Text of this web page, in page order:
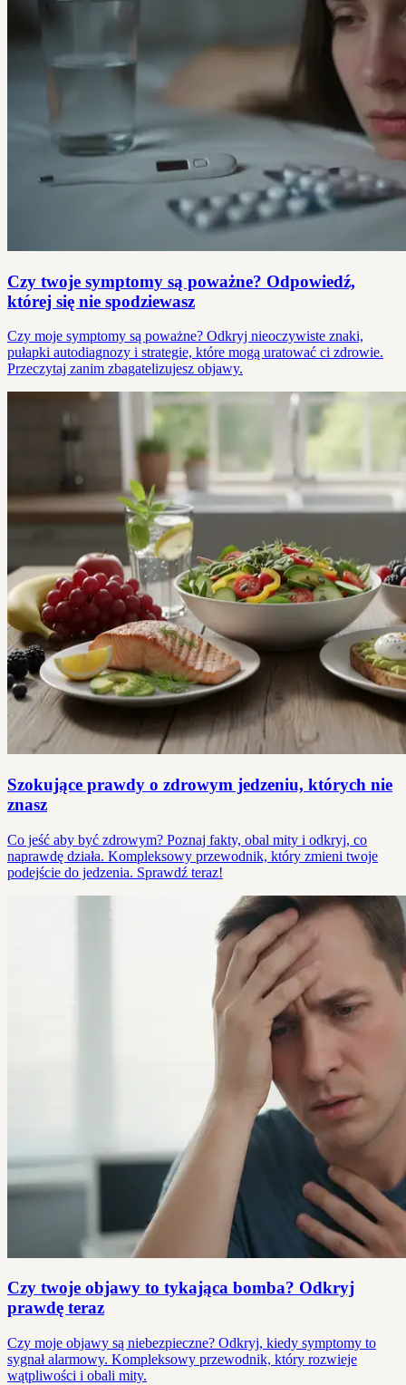
Czy twoje symptomy są poważne? Odpowiedź,
której się nie spodziewasz
Czy moje symptomy są poważne? Odkryj nieoczywiste znaki,
pułapki autodiagnozy i strategie, które mogą uratować ci zdrowie.
Przeczytaj zanim zbagatelizujesz objawy.
Szokujące prawdy o zdrowym jedzeniu, których nie
znasz
Co jeść aby być zdrowym? Poznaj fakty, obal mity i odkryj, co
naprawdę działa. Kompleksowy przewodnik, który zmieni twoje
podejście do jedzenia. Sprawdź teraz!
Czy twoje objawy to tykająca bomba? Odkryj
prawdę teraz
Czy moje objawy są niebezpieczne? Odkryj, kiedy symptomy to
sygnał alarmowy. Kompleksowy przewodnik, który rozwieje
wątpliwości i obali mity.